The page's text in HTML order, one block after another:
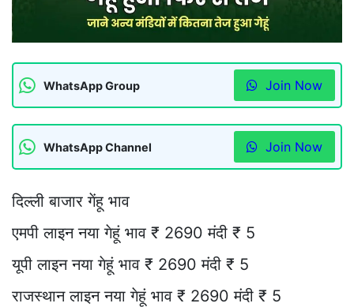
WhatsApp Group Join Now
WhatsApp Channel Join Now
दिल्ली बाजार गेंहू भाव
एमपी लाइन नया गेहूं भाव ₹ 2690 मंदी ₹ 5
यूपी लाइन नया गेहूं भाव ₹ 2690 मंदी ₹ 5
राजस्थान लाइन नया गेहूं भाव ₹ 2690 मंदी ₹ 5